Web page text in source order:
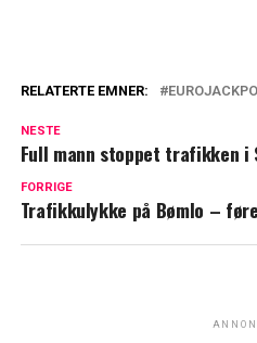
RELATERTE EMNER:
NESTE
Full mann stoppet trafikken i
FORRIGE
Trafikkulykke på Bømlo –